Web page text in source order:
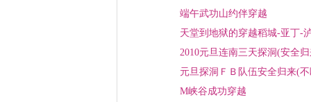
端午武功山约伴穿越
天堂到地狱的穿越稻城-亚丁-
2010元旦连南三天探洞(安全
元旦探洞ＦＢ队伍安全归来(
M峡谷成功穿越